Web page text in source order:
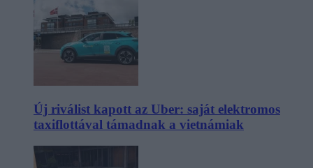
Új riválist kapott az Uber: saját elektromos
taxiflottával támadnak a vietnámiak